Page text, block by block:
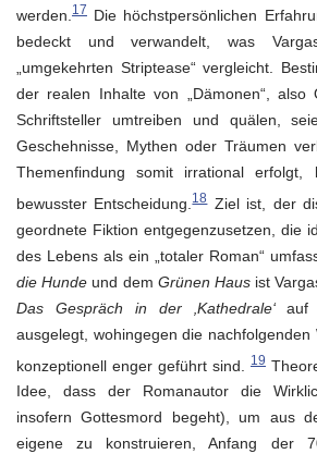
werden. 17
Die höchstpersönlichen
bedeckt und verwandelt, was
„umgekehrten Striptease“ vergleicht.
der realen Inhalte von „Dämonen“, also
Schriftsteller umtreiben und quälen,
Geschehnisse, Mythen oder Träumen
Themenfindung somit irrational
bewusster Entscheidung.18Ziel ist, der
geordnete Fiktion entgegenzusetzen, die
des Lebens als ein „totaler Roman“
die Hunde und dem Grünen Haus ist
Das Gespräch in der ‚Kathedrale‘auf
ausgelegt, wohingegen die nachfolgenden
konzeptionell enger geführt sind.
19
Idee, dass der Romanautor die
insofern Gottesmord begeht), um aus
eigene zu konstruieren, Anfang der